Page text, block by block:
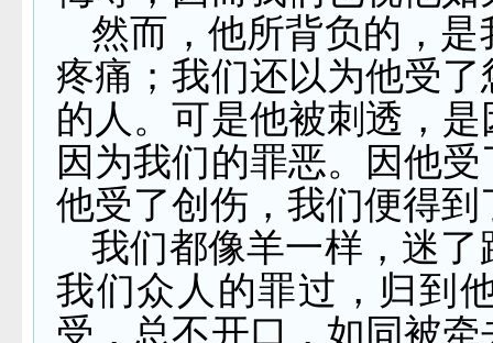
然而，他所背负的，
疼痛；我们还以为他受
的人。可是他被刺透，
因为我们的罪恶。因他
他受了创伤，我们便得到
我们都像羊一样，迷
我们众人的罪过，归到
受，总不开口，如同被